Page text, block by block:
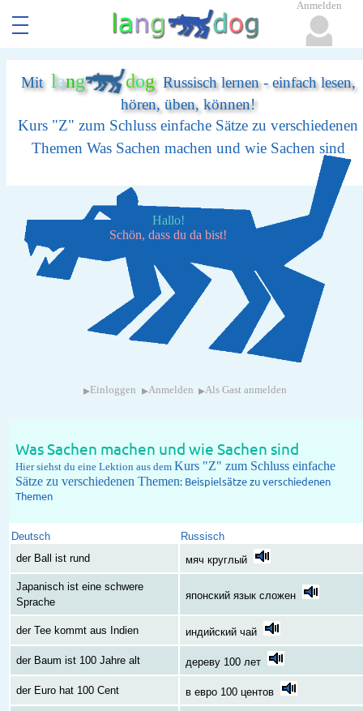
Mit lang dogRussisch lernen - einfach lesen,
hören, üben, können!
Kurs "Z" zum Schluss einfache Sätze zu verschiedenen
Themen Was Sachen machen und wie Sachen sind
Hallo!
Schön, dass du da bist!
▸ Einloggen ▸Anmelden ▸Als Gast anmelden
Was Sachen machen und wie Sachen sind
Hier siehst du eine Lektion aus dem Kurs "Z" zum Schluss einfache
Sätze zu verschiedenen Themen: Beispielsätze zu verschiedenen
Themen
Deutsch
Russisch
der Ball ist rund
мяч круглый
Japanisch ist eine schwere
Sprache
японский язык сложен
der Tee kommt aus Indien индийский чай
der Baum ist 100 Jahre alt дереву 100 лет
der Euro hat 100 Cent в евро 100 центов
Anmelden